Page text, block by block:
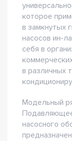
которое
в замкнутых
насосов ин-
себя в
в различных
Модельный
насосного